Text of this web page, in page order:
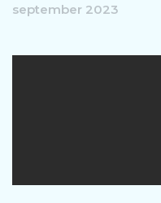
september 2023